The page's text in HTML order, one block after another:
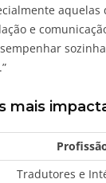
aquelas
e
mais
Tradutores e